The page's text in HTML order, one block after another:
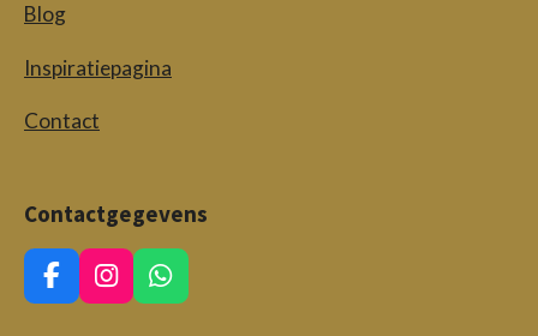
Blog
Inspiratiepagina
Contact
Contactgegevens
F
a
I
n
W
h